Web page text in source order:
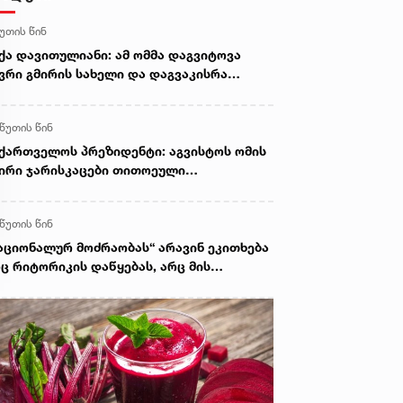
წინ
დავითულიანი: ამ ომმა დაგვიტოვა
გმირის სახელი და დაგვაკისრა
და მშვიდობით შევძლოთ
გაერთიანება
წინ
პრეზიდენტი: აგვისტოს ომის
ჯარისკაცები თითოეული
ჯარისკაცი. დიდება და პატივი
მარადიულ ხსოვნას!
წინ
მოძრაობას“ არავინ ეკითხება
რიტორიკის დაწყებას, არც მის
მათ მოსდით და რომელსაც უნდა
- პარლამენტის თავმჯდომარე